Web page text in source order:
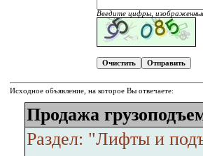
Введите цифры,
Исходное объявление, на которое Вы отвечаете:
Продажа
Раздел: "Лифты и